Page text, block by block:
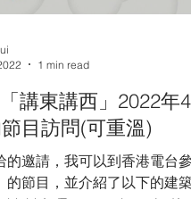
1 min read
講東講西」2022年4
目訪問(可重溫)